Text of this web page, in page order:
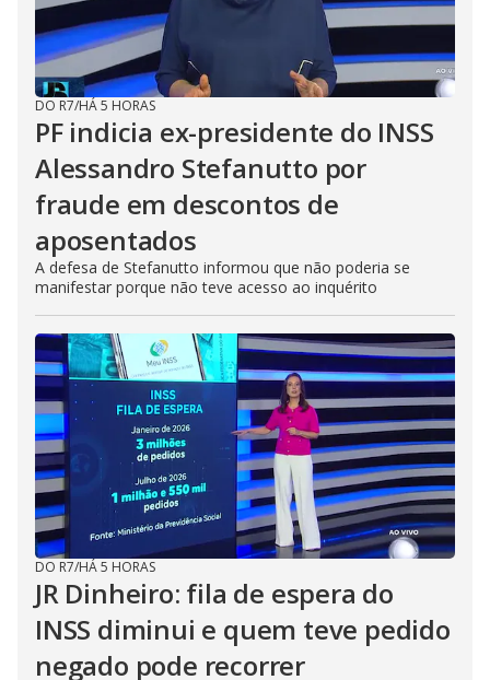
DO R7/HÁ 5 HORAS
PF indicia ex-presidente do INSS
Alessandro Stefanutto por
fraude em descontos de
aposentados
A defesa de Stefanutto informou que não poderia se
manifestar porque não teve acesso ao inquérito
DO R7/HÁ 5 HORAS
JR Dinheiro: fila de espera do
INSS diminui e quem teve pedido
negado pode recorrer